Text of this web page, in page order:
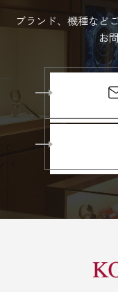
ブランド、機種など
お